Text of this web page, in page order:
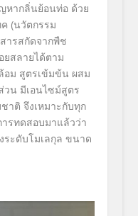
หากลิ่นย้อนท่อ ด้วย
(นวัตกรรม
ารสกัดจากพืช
ยสลายได้ตาม
อม สูตรเข้มข้น ผสม
วน มีเอนไซม์สูตร
าติ จึงเหมาะกับทุก
รทดสอบมาแล้วว่า
ระดับโมเลกุล ขนาด